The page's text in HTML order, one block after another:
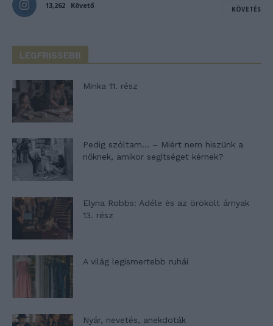
13,262 Követő KÖVETÉS
LEGFRISSEBB
Minka 11. rész
Pedig szóltam… – Miért nem hiszünk a
nőknek, amikor segítséget kérnek?
Elyna Robbs: Adéle és az örökölt árnyak
13. rész
A világ legismertebb ruhái
Nyár, nevetés, anekdoták